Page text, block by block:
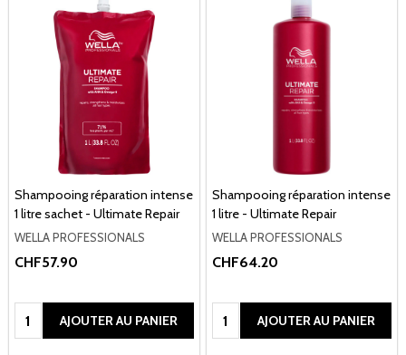
Shampooing réparation intense
1 litre sachet - Ultimate Repair
WELLA PROFESSIONALS
CHF57.90
Quantité:AJOUTER AU PANIER
Shampooing réparation intense
1 litre - Ultimate Repair
WELLA PROFESSIONALS
CHF64.20
Quantité:AJOUTER AU PANIER